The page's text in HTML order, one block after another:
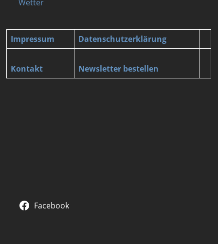
Wetter
Impressum Datenschutzerklärung
Kontakt Newsletter bestellen
Facebook